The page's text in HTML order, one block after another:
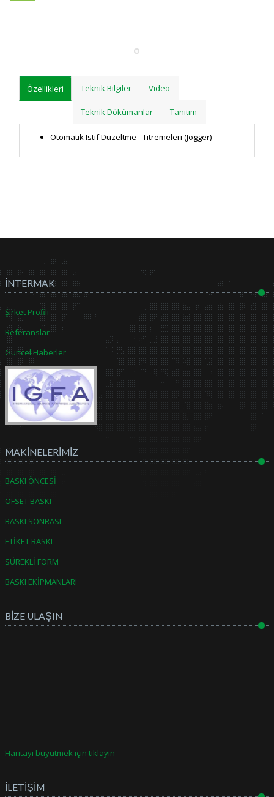
Özellikleri Teknik Bilgiler Video
Teknik Dökümanlar Tanıtım
Otomatik Istif Düzeltme - Titremeleri (Jogger)
İNTERMAK
Şirket Profili
Referanslar
Güncel Haberler
MAKİNELERİMİZ
BASKI ÖNCESİ
OFSET BASKI
BASKI SONRASI
ETİKET BASKI
SÜREKLİ FORM
BASKI EKİPMANLARI
BİZE ULAŞIN
Haritayı büyütmek için tıklayın
İLETİŞİM